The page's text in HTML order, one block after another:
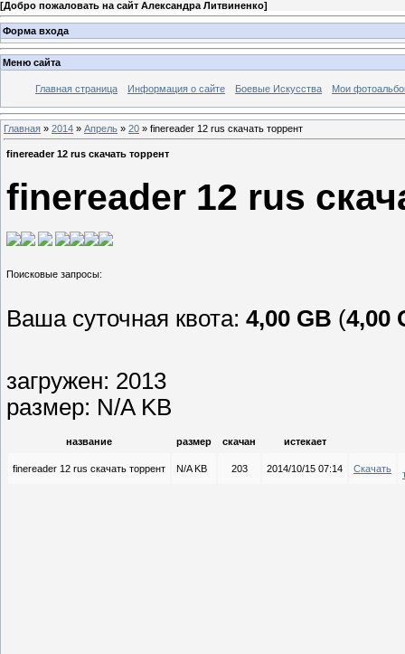
[Добро пожаловать на сайт Александра Литвиненко]
Форма входа
Меню сайта
Главная страница Информация о сайте Боевые Искусства Мои
Главная » 2014 » Апрель » 20 » finereader 12 rus скачать торрент
finereader 12 rus скачать торрент
finereader 12 rus
Ваша суточная квота: 4,00 GB (4,00
загружен: 2013
размер: N/A KB
название размер скачан истекает
finereader 12 rus скачать торрент N/A KB 203 2014/10/15 07:14 Скачать